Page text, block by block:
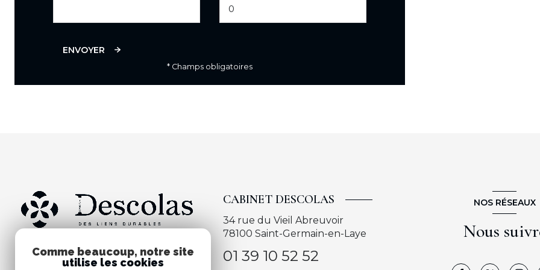
ENVOYER
* Champs obligatoires
CABINET DESCOLAS
34 rue du Vieil Abreuvoir
78100 Saint-Germain-en-Laye
01 39 10 52 52
NOS RÉSEAUX
Nous
Comme beaucoup, notre site
utilise les cookies